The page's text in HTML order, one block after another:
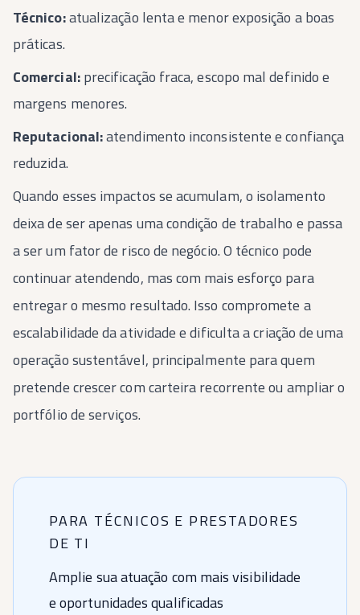
Técnico:atualização lenta e menor exposição a boas
práticas.
Comercial:precificação fraca, escopo mal definido e
margens menores.
Reputacional:atendimento inconsistente e confiança
reduzida.
Quando esses impactos se acumulam, o isolamento
deixa de ser apenas uma condição de trabalho e passa
a ser um fator de risco de negócio. O técnico pode
continuar atendendo, mas com mais esforço para
entregar o mesmo resultado. Isso compromete a
escalabilidade da atividade e dificulta a criação de uma
operação sustentável, principalmente para quem
pretende crescer com carteira recorrente ou ampliar o
portfólio de serviços.
PARA TÉCNICOS E PRESTADORES
DE TI
Amplie sua atuação com mais visibilidade
e oportunidades qualificadas